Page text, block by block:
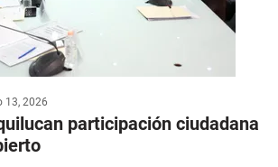
13, 2026
participación ciudadana